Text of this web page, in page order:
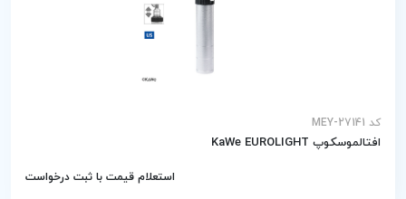
کد MEY-27141
افتالموسکوپ KaWe EUROLIGHT
استعلام قیمت با ثبت درخواست